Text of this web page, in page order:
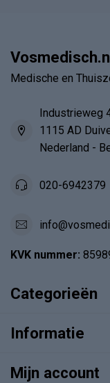
Medische en
Industrieweg
1115 AD
Nederland -
020-6942379
KVK nummer:
Categorieën
Informatie
Mijn account